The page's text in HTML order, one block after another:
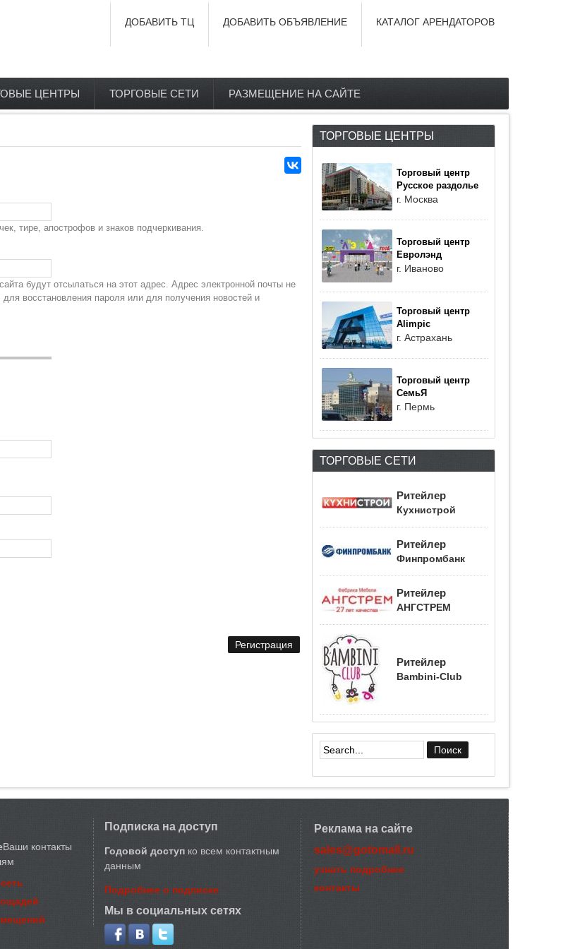
КАТАЛОГ АРЕНДАТОРОВ
ДОБАВИТЬ ОБЪЯВЛЕНИЕ
ДОБАВИТЬ ТЦ
ЦЕНТРЫ ТОРГОВЫЕ СЕТИ РАЗМЕЩЕНИЕ НА САЙТЕ
тире, апострофов и знаков подчеркивания.
будут отсылаться на этот адрес. Адрес электронной почты не
восстановления пароля или для получения новостей и
ТОРГОВЫЕ ЦЕНТРЫ
Торговый центр
Русское раздолье
г. Москва
Торговый центр
Евролэнд
г. Иваново
Торговый центр
Alimpic
г. Астрахань
Торговый центр
СемьЯ
г. Пермь
ТОРГОВЫЕ СЕТИ
Ритейлер
Кухнистрой
Ритейлер
Финпромбанк
Ритейлер
АНГСТРЕМ
Ритейлер
Bambini-Club
Форма поиска
Ваши контакты
Подписка на доступ
Годовой доступ ко всем контактным
данным
Подробнее о подписке
Мы в социальных сетях
Реклама на сайте
sales@gotomall.ru
узнать подробнее
контакты